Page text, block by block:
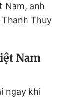
Nam, anh
Thuy
Nam
ngay khi